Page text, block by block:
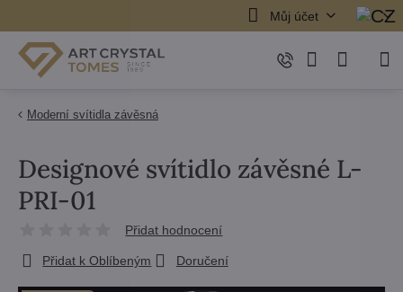
Můj účet
Moderní svítidla závěsná
Designové svítidlo závěsné L-
PRI-01
Přidat hodnocení
Přidat k Oblíbeným Doručení